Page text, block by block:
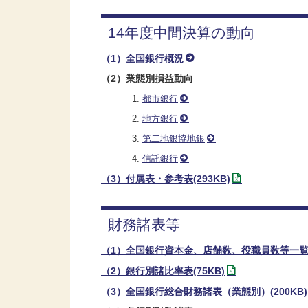
14年度中間決算の動向
（1）全国銀行概況
（2）業態別損益動向
都市銀行
地方銀行
第二地銀協地銀
信託銀行
（3）付属表・参考表(293KB)
財務諸表等
（1）全国銀行資本金、店舗数、役職員数等一
（2）銀行別諸比率表(75KB)
（3）全国銀行総合財務諸表（業態別）(200KB)